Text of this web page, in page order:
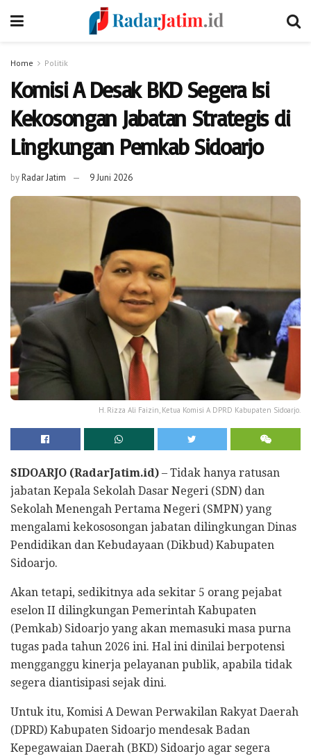
Home Politik
Komisi A Desak BKD Segera Isi
Kekosongan Jabatan Strategis di
Lingkungan Pemkab Sidoarjo
byRadar Jatim 9 Juni 2026
H. Rizza Ali Faizin, Ketua Komisi A DPRD Kabupaten Sidoarjo.
SIDOARJO (RadarJatim.id) – Tidak hanya ratusan
jabatan Kepala Sekolah Dasar Negeri (SDN) dan
Sekolah Menengah Pertama Negeri (SMPN) yang
mengalami kekososongan jabatan dilingkungan Dinas
Pendidikan dan Kebudayaan (Dikbud) Kabupaten
Sidoarjo.
Akan tetapi, sedikitnya ada sekitar 5 orang pejabat
eselon II dilingkungan Pemerintah Kabupaten
(Pemkab) Sidoarjo yang akan memasuki masa purna
tugas pada tahun 2026 ini. Hal ini dinilai berpotensi
mengganggu kinerja pelayanan publik, apabila tidak
segera diantisipasi sejak dini.
Untuk itu, Komisi A Dewan Perwakilan Rakyat Daerah
(DPRD) Kabupaten Sidoarjo mendesak Badan
Kepegawaian Daerah (BKD) Sidoarjo agar segera